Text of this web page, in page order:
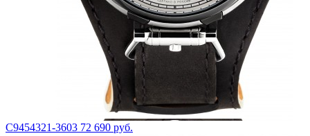
С9454321-3603 72 690 руб.